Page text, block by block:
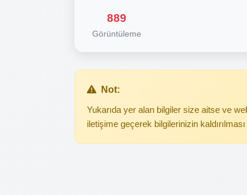
889
Görüntüleme
Not:
Yukarıda yer alan bilgiler size aitse ve
iletişime geçerek bilgilerinizin